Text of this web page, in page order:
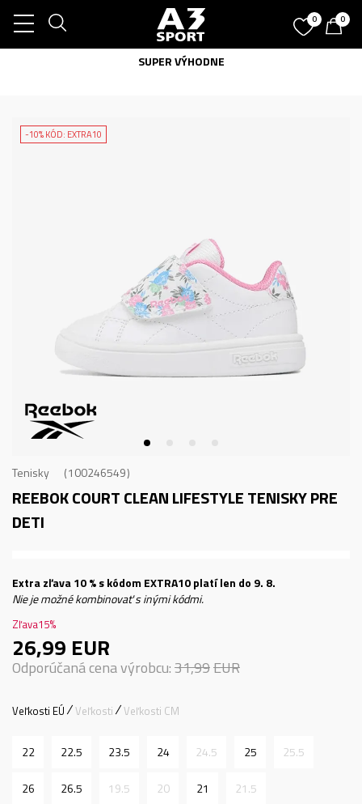
0 0
SUPER VÝHODNE
-10% KÓD: EXTRA10
Tenisky 100246549
REEBOK COURT CLEANLIFESTYLE TENISKY PRE
DETI
Extra zľava 10 % s kódom EXTRA10 platí len do 9. 8.
Nie je možné kombinovať s inými kódmi.
Zľava15%
26,99 EUR
Odporúčaná cena výrobcu:31,99EUR
Veľkosti EÚ Veľkosti Veľkosti CM
22 22.5 23.5 24 24.5 25 25.5
26 26.5 19.5 20 21 21.5